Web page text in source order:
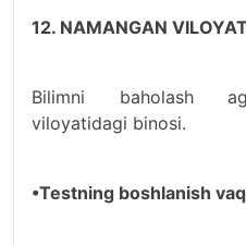
12. NAMANGAN
Bilimni baholash
viloyatidagi binosi.
•Testning boshlanish